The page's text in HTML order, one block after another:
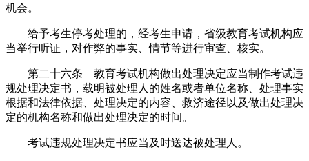
机会。
给予考生停考处理的，经考生申请，省级教育考试机构应
当举行听证，对作弊的事实、情节等进行审查、核实。
第二十六条 教育考试机构做出处理决定应当制作考试违
规处理决定书，载明被处理人的姓名或者单位名称、处理事实
根据和法律依据、处理决定的内容、救济途径以及做出处理决
定的机构名称和做出处理决定的时间。
考试违规处理决定书应当及时送达被处理人。